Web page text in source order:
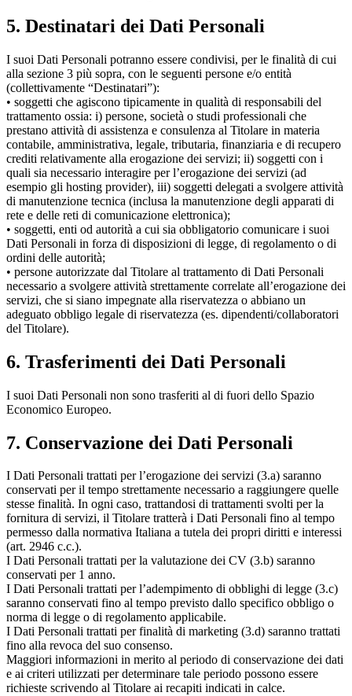
5. Destinatari dei Dati Personali
I suoi Dati Personali potranno essere condivisi, per le finalità di cui
alla sezione 3 più sopra, con le seguenti persone e/o entità
(collettivamente “Destinatari”):
• soggetti che agiscono tipicamente in qualità di responsabili del
trattamento ossia: i) persone, società o studi professionali che
prestano attività di assistenza e consulenza al Titolare in materia
contabile, amministrativa, legale, tributaria, finanziaria e di recupero
crediti relativamente alla erogazione dei servizi; ii) soggetti con i
quali sia necessario interagire per l’erogazione dei servizi (ad
esempio gli hosting provider), iii) soggetti delegati a svolgere attività
di manutenzione tecnica (inclusa la manutenzione degli apparati di
rete e delle reti di comunicazione elettronica);
• soggetti, enti od autorità a cui sia obbligatorio comunicare i suoi
Dati Personali in forza di disposizioni di legge, di regolamento o di
ordini delle autorità;
• persone autorizzate dal Titolare al trattamento di Dati Personali
necessario a svolgere attività strettamente correlate all’erogazione dei
servizi, che si siano impegnate alla riservatezza o abbiano un
adeguato obbligo legale di riservatezza (es. dipendenti/collaboratori
del Titolare).
6. Trasferimenti dei Dati Personali
I suoi Dati Personali non sono trasferiti al di fuori dello Spazio
Economico Europeo.
7. Conservazione dei Dati Personali
I Dati Personali trattati per l’erogazione dei servizi (3.a) saranno
conservati per il tempo strettamente necessario a raggiungere quelle
stesse finalità. In ogni caso, trattandosi di trattamenti svolti per la
fornitura di servizi, il Titolare tratterà i Dati Personali fino al tempo
permesso dalla normativa Italiana a tutela dei propri diritti e interessi
(art. 2946 c.c.).
I Dati Personali trattati per la valutazione dei CV (3.b) saranno
conservati per 1 anno.
I Dati Personali trattati per l’adempimento di obblighi di legge (3.c)
saranno conservati fino al tempo previsto dallo specifico obbligo o
norma di legge o di regolamento applicabile.
I Dati Personali trattati per finalità di marketing (3.d) saranno trattati
fino alla revoca del suo consenso.
Maggiori informazioni in merito al periodo di conservazione dei dati
e ai criteri utilizzati per determinare tale periodo possono essere
richieste scrivendo al Titolare ai recapiti indicati in calce.